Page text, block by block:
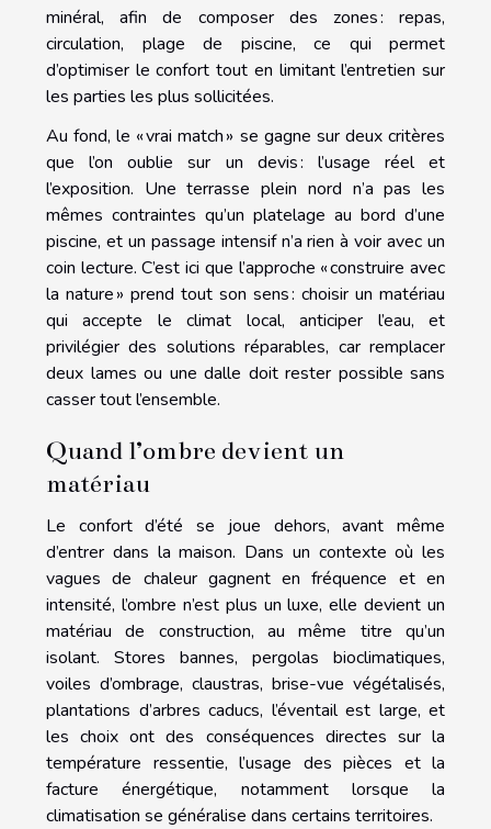
minéral, afin de composer des zones : repas,
circulation, plage de piscine, ce qui permet
d’optimiser le confort tout en limitant l’entretien sur
les parties les plus sollicitées.
Au fond, le « vrai match » se gagne sur deux critères
que l’on oublie sur un devis : l’usage réel et
l’exposition. Une terrasse plein nord n’a pas les
mêmes contraintes qu’un platelage au bord d’une
piscine, et un passage intensif n’a rien à voir avec un
coin lecture. C’est ici que l’approche « construire avec
la nature » prend tout son sens : choisir un matériau
qui accepte le climat local, anticiper l’eau, et
privilégier des solutions réparables, car remplacer
deux lames ou une dalle doit rester possible sans
casser tout l’ensemble.
Quand l’ombre devient un
matériau
Le confort d’été se joue dehors, avant même
d’entrer dans la maison. Dans un contexte où les
vagues de chaleur gagnent en fréquence et en
intensité, l’ombre n’est plus un luxe, elle devient un
matériau de construction, au même titre qu’un
isolant. Stores bannes, pergolas bioclimatiques,
voiles d’ombrage, claustras, brise-vue végétalisés,
plantations d’arbres caducs, l’éventail est large, et
les choix ont des conséquences directes sur la
température ressentie, l’usage des pièces et la
facture énergétique, notamment lorsque la
climatisation se généralise dans certains territoires.